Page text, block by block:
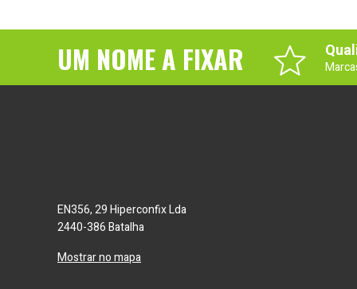
UM NOME A FIXAR
EN356, 29 Hiperconfix Lda
2440-386 Batalha
Mostrar no mapa